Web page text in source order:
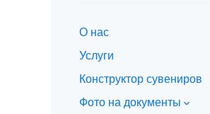
О нас
Услуги
Конструктор сувениров
Фото на документы